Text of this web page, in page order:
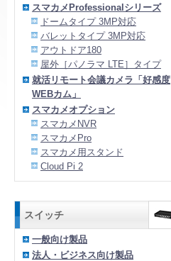
スマカメProfessionalシリーズ
ドームタイプ 3MP対応
バレットタイプ 3MP対応
アウトドア180
屋外［パノラマ LTE］タイプ
就活リモート会議カメラ「好感度
WEBカム」
スマカメオプション
スマカメNVR
スマカメPro
スマカメ用スタンド
Cloud Pi 2
スイッチ
一般向け製品
法人・ビジネス向け製品